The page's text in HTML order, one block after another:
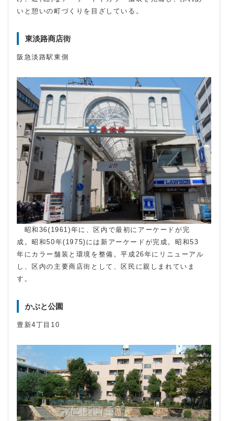
いと憩いの町づくりを目ざしている。
東淡路商店街
阪急淡路駅東側
昭和36(1961)年に、区内で最初にアーケードが完
成。昭和50年(1975)には新アーケードが完成。昭和53
年にカラー舗装と環境を整備。平成26年にリニューアル
し、区内の主要商店街として、区民に親しまれていま
す。
かぶと公園
豊新4丁目10